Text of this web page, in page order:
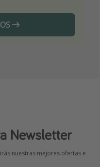
Newsletter
nuestras mejores ofertas e